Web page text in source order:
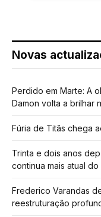
Novas
Perdido em Marte: A
Damon volta a brilhar
Fúria de Titãs chega
Trinta e dois anos
continua mais atual
Frederico Varandas
reestruturação